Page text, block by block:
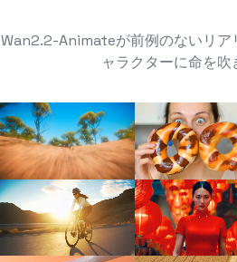
Wan2.2-Animateが前例のないリア
ャラクターに命を吹